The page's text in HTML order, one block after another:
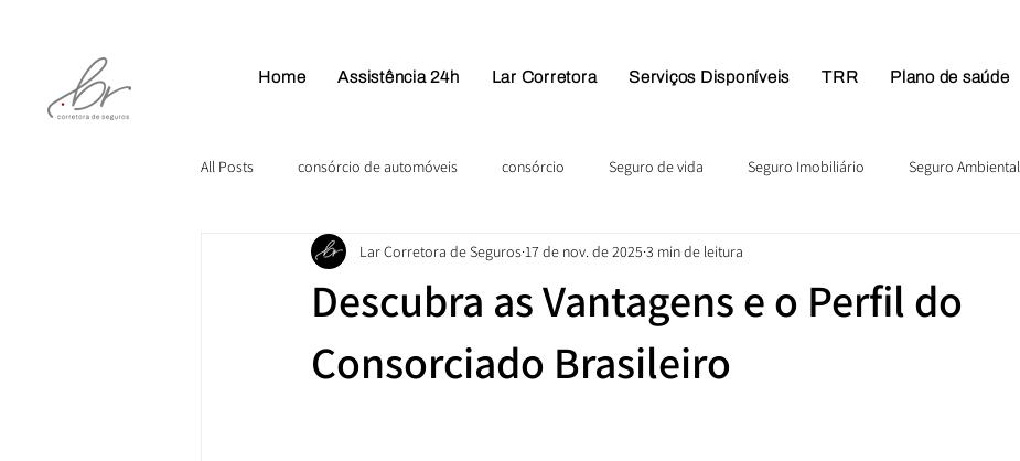
Home Assistência 24h Lar Corretora Serviços Disponíveis TRR Plano de saúde
All Posts consórcio de automóveis consórcio Seguro de vida Seguro Imobiliário Seguro Ambiental
Plano de Saúde
Descubra as Vantagens e o Perfil do
Consorciado Brasileiro
Lar Corretora de Seguros 17 de nov. de 2025 3 min de leitura